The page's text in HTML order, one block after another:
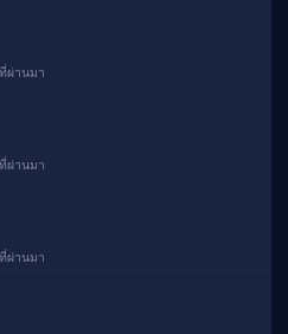
ผ่านมา
ผ่านมา
ผ่านมา